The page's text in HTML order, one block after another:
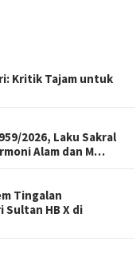
Kritik Tajam untuk
2026, Laku Sakral
Alam dan M…
Tingalan
Sultan HB X di